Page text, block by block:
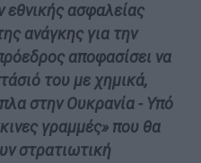
ασφαλείας
ανάγκης για την
αποφασίσει να
του με χημικά,
στην Ουκρανία - Υπό
γραμμές» που θα
στρατιωτική